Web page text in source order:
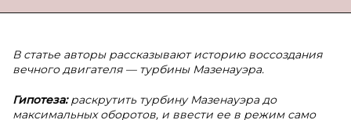
В статье авторы рассказывают историю воссоздания
вечного двигателя — турбины Мазенауэра.
Гипотеза:раскрутить турбину Мазенауэра до
максимальных оборотов, и ввести ее в режим само